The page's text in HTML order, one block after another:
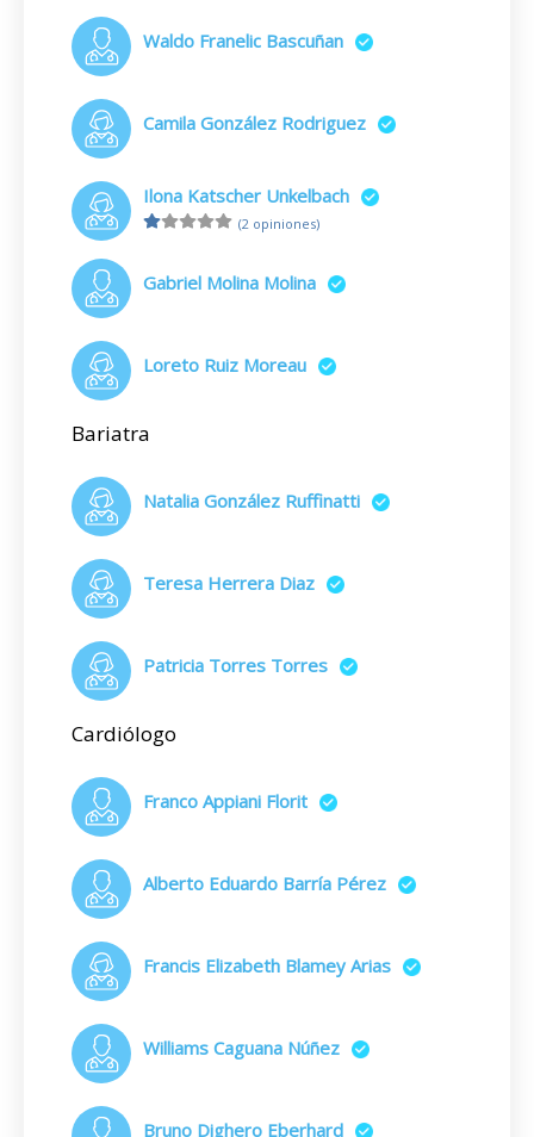
Waldo Franelic Bascuñan
Camila González Rodriguez
Ilona Katscher Unkelbach
(2 opiniones)
Gabriel Molina Molina
Loreto Ruiz Moreau
Bariatra
Natalia González Ruffinatti
Teresa Herrera Diaz
Patricia Torres Torres
Cardiólogo
Franco Appiani Florit
Alberto Eduardo Barría Pérez
Francis Elizabeth Blamey Arias
Williams Caguana Núñez
Bruno Dighero Eberhard